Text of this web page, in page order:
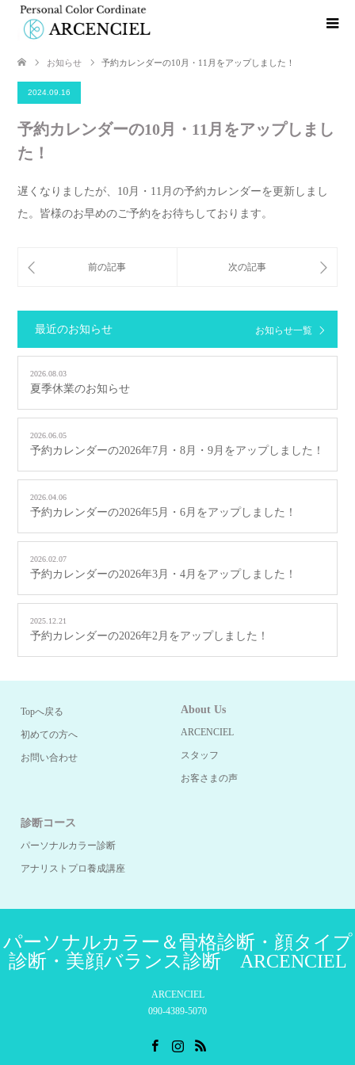
お知らせ 予約カレンダーの10月・11月をアップしました！
2024.09.16
予約カレンダーの10月・11月をアップしまし
た！
遅くなりましたが、10月・11月の予約カレンダーを更新しまし
た。皆様のお早めのご予約をお待ちしております。
最近のお知らせ お知らせ一覧
2026.08.03
夏季休業のお知らせ
2026.06.05
予約カレンダーの2026年7月・8月・9月をアップしました！
2026.04.06
予約カレンダーの2026年5月・6月をアップしました！
2026.02.07
予約カレンダーの2026年3月・4月をアップしました！
2025.12.21
予約カレンダーの2026年2月をアップしました！
Topへ戻る
初めての方へ
お問い合わせ
About Us
ARCENCIEL
スタッフ
お客さまの声
診断コース
パーソナルカラー診断
アナリストプロ養成講座
パーソナルカラー＆骨格診断・顔タイプ
診断・美顔バランス診断 ARCENCIEL
ARCENCIEL
090-4389-5070